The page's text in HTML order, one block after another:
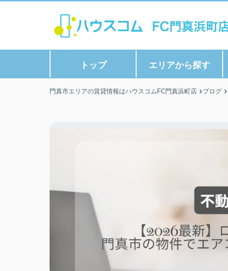
トップ エリアから探す
門真市エリアの賃貸情報はハウスコムFC門真浜町店 ブログ